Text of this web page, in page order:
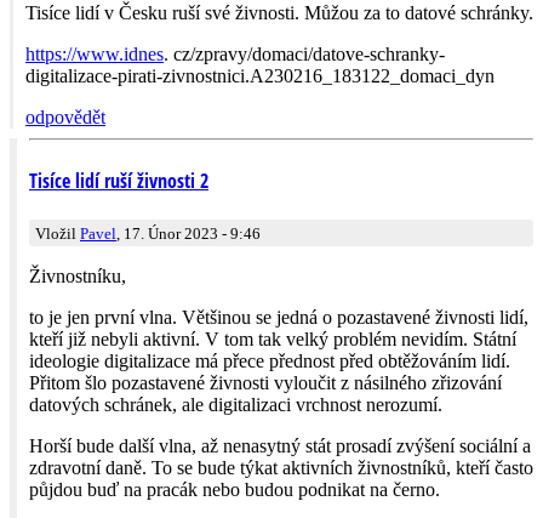
Tisíce lidí v Česku ruší své živnosti. Můžou za to datové schránky.
https://www.idnes. cz/zpravy/doma­ci/datove-schranky-
digitalizace-pirati-zivnostnici.A230216_183­122_domaci_dyn
odpovědět
Tisíce lidí ruší živnosti 2
Vložil Pavel , 17. Únor 2023 - 9:46
Živnostníku,
to je jen první vlna. Většinou se jedná o pozastavené živnosti lidí,
kteří již nebyli aktivní. V tom tak velký problém nevidím. Státní
ideologie digitalizace má přece přednost před obtěžováním lidí.
Přitom šlo pozastavené živnosti vyloučit z násilného zřizování
datových schránek, ale digitalizaci vrchnost nerozumí.
Horší bude další vlna, až nenasytný stát prosadí zvýšení sociální a
zdravotní daně. To se bude týkat aktivních živnostníků, kteří často
půjdou buď na pracák nebo budou podnikat na černo.